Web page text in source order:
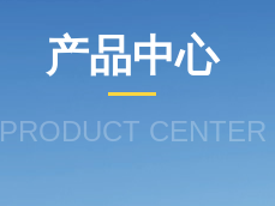
产品中心
PRODUCT CENTER